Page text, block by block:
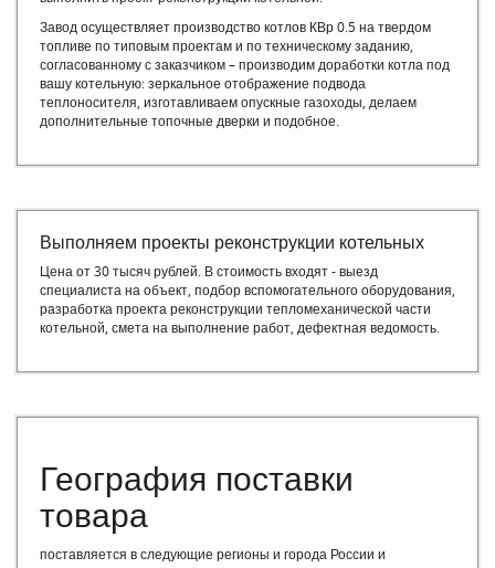
Завод осуществляет производство котлов КВр 0.5 на твердом
топливе по типовым проектам и по техническому заданию,
согласованному с заказчиком – производим доработки котла под
вашу котельную: зеркальное отображение подвода
теплоносителя, изготавливаем опускные газоходы, делаем
дополнительные топочные дверки и подобное.
Выполняем проекты реконструкции котельных
Цена от 30 тысяч рублей. В стоимость входят - выезд
специалиста на объект, подбор вспомогательного оборудования,
разработка проекта реконструкции тепломеханической части
котельной, смета на выполнение работ, дефектная ведомость.
География поставки
товара
поставляется в следующие регионы и города России и